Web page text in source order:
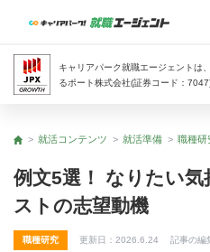
キャリアパーク就職エージェントは
るポート株式会社(証券コード：
トップ
就活コンテンツ 就活準備 職種研
例文5選！ なりたい
ストの志望動機
職種研究 更新日： 2026.6.24 記事の編